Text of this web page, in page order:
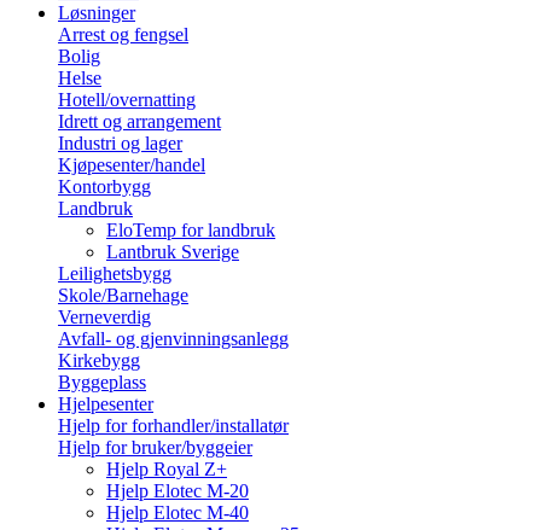
Løsninger
Arrest og fengsel
Bolig
Helse
Hotell/overnatting
Idrett og arrangement
Industri og lager
Kjøpesenter/handel
Kontorbygg
Landbruk
EloTemp for landbruk
Lantbruk Sverige
Leilighetsbygg
Skole/Barnehage
Verneverdig
Avfall- og gjenvinningsanlegg
Kirkebygg
Byggeplass
Hjelpesenter
Hjelp for forhandler/installatør
Hjelp for bruker/byggeier
Hjelp Royal Z+
Hjelp Elotec M-20
Hjelp Elotec M-40